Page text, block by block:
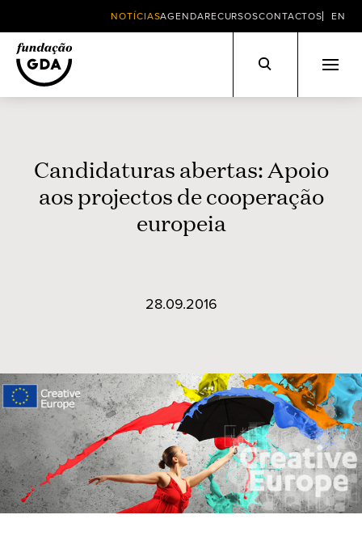
NOTÍCIASAGENDARECURSOSCONTACTOS EN
Candidaturas abertas: Apoio
aos projectos de cooperação
europeia
28.09.2016